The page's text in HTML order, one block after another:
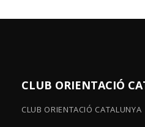
CLUB ORIENTACIÓ
CLUB ORIENTACIÓ CATALUNYA